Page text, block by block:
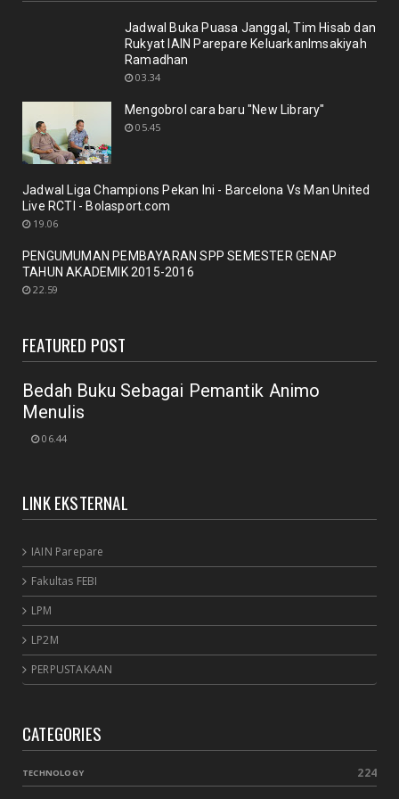
November 10, 2020
UNCATEGORIZED
Nuansa berbunga bunga bentuk respon terhadap
October 21, 2020
Membicarakan Kesiapan perpustakaan bagi
pemustaka baru
September 29, 2020
Mengobrol cara baru "New Library"
September 12, 2020
Jadwal Buka Puasa Janggal, Tim Hisab dan
Rukyat IAIN Parepare KeluarkanImsakiyah
Ramadhan
03.34
Mengobrol cara baru "New Library"
05.45
Jadwal Liga Champions Pekan Ini - Barcelona Vs Man United
Live RCTI - Bolasport.com
19.06
PENGUMUMAN PEMBAYARAN SPP SEMESTER GENAP
TAHUN AKADEMIK 2015-2016
22.59
FEATURED POST
Bedah Buku Sebagai Pemantik Animo
Menulis
06.44
LINK EKSTERNAL
IAIN Parepare
Fakultas FEBI
LPM
LP2M
PERPUSTAKAAN
CATEGORIES
TECHNOLOGY 224